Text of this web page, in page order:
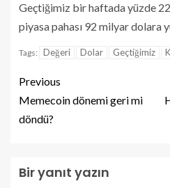
Geçtiğimiz bir haftada yüzde 22
piyasa pahası 92 milyar dolara
Tags: Değeri Dolar Geçtiğimiz
Previous
Memecoin dönemi geri mi
döndü?
Bir yanıt yazın